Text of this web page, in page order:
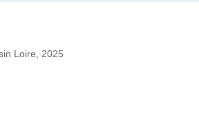
Loire, 2025